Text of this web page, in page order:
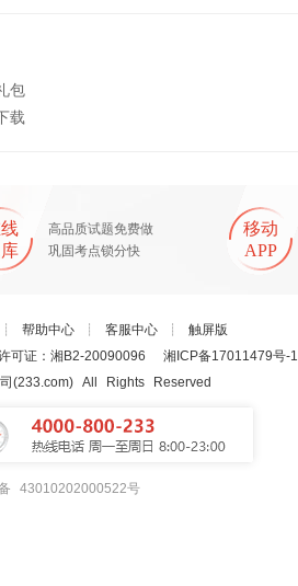
包
载
高品质试题免费做
巩固考点锁分快
移动
APP
┊ 帮助中心 ┊ 客服中心 ┊ 触屏版
可证：湘B2-20090096 湘ICP备17011479号-1
(233.com) All Rights Reserved
43010202000522号